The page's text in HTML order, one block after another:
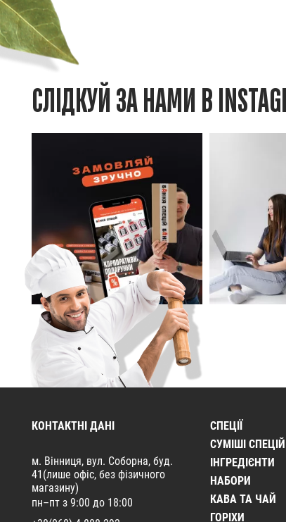
СЛІДКУЙ ЗА НАМИ В
КОНТАКТНІ ДАНІ
м. Вінниця, вул. Соборна, буд.
41(лише офіс, без фізичного
магазину)
пн–пт з 9:00 до 18:00
СПЕЦІЇ
CУМІШІ СПЕЦІЙ
ІНГРЕДІЄНТИ
НАБОРИ
КАВА ТА ЧАЙ
ГОРІХИ